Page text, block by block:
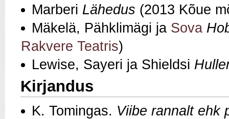
Marberi Lähedus (2013 Kõue
Mäkelä, Pähklimägi ja Sova
Rakvere Teatris)
Lewise, Sayeri ja Shieldsi
Kirjandus
K. Tomingas. Viibe rannalt ehk